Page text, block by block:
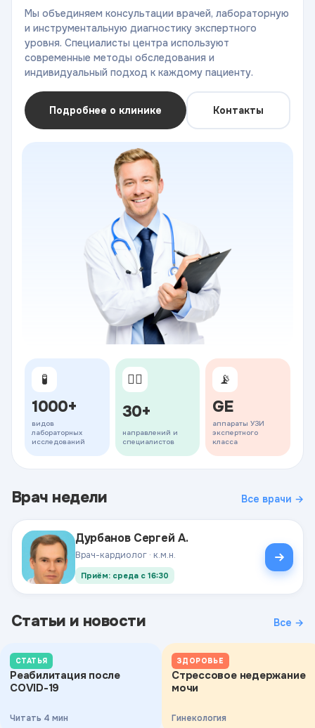
Мы объединяем консультации врачей, лабораторную
и инструментальную диагностику экспертного
уровня. Специалисты центра используют
современные методы обследования и
индивидуальный подход к каждому пациенту.
Подробнее о клинике Контакты
🧪
1000+
видов
лабораторных
исследований
👨‍⚕️
30+
направлений и
специалистов
📡
GE
аппараты УЗИ
экспертного
класса
Врач недели Все врачи →
Дурбанов Сергей А.
Врач-кардиолог · к.м.н.
Приём: среда с 16:30
Статьи и новости Все →
СТАТЬЯ
Реабилитация после
COVID-19
Читать 4 мин
ЗДОРОВЬЕ
Стрессовое недержание
мочи
Гинекология